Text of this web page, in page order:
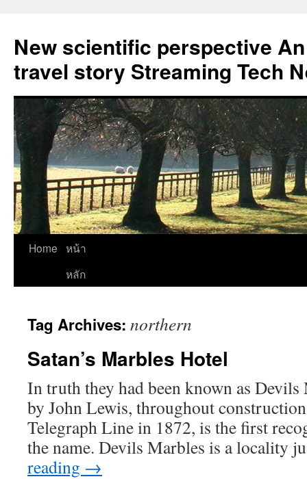
New scientific perspective
travel story Streaming Tech
Skip
Home หน้า
หลัก
Tag Archives: northern
Satan’s Marbles Hotel
In truth they had been known as
by John Lewis, throughout
Telegraph Line in 1872, is the first
the name. Devils Marbles is a locality
reading →